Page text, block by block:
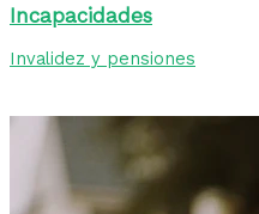
Incapacidades
Invalidez y pensiones